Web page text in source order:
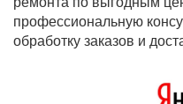
профессиональную
обработку заказов и